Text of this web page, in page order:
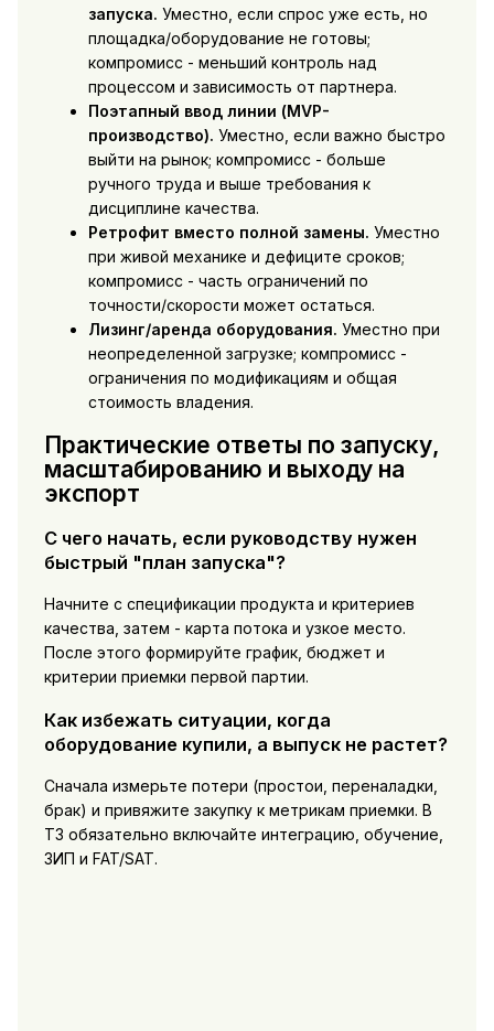
запуска. Уместно, если спрос уже есть, но
площадка/оборудование не готовы;
компромисс - меньший контроль над
процессом и зависимость от партнера.
Поэтапный ввод линии (MVP-
производство). Уместно, если важно быстро
выйти на рынок; компромисс - больше
ручного труда и выше требования к
дисциплине качества.
Ретрофит вместо полной замены. Уместно
при живой механике и дефиците сроков;
компромисс - часть ограничений по
точности/скорости может остаться.
Лизинг/аренда оборудования. Уместно при
неопределенной загрузке; компромисс -
ограничения по модификациям и общая
стоимость владения.
Практические ответы по запуску,
масштабированию и выходу на
экспорт
С чего начать, если руководству нужен
быстрый "план запуска"?
Начните с спецификации продукта и критериев
качества, затем - карта потока и узкое место.
После этого формируйте график, бюджет и
критерии приемки первой партии.
Как избежать ситуации, когда
оборудование купили, а выпуск не растет?
Сначала измерьте потери (простои, переналадки,
брак) и привяжите закупку к метрикам приемки. В
ТЗ обязательно включайте интеграцию, обучение,
ЗИП и FAT/SAT.